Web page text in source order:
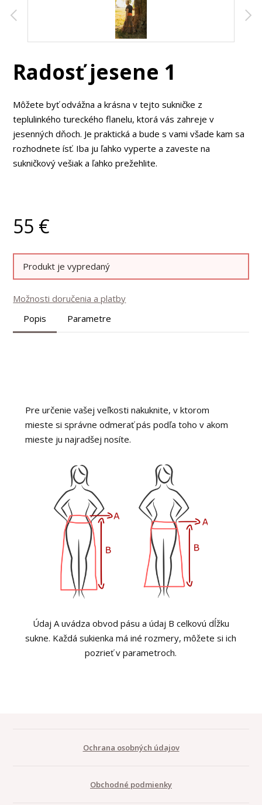
Radosť jesene 1
Môžete byť odvážna a krásna v tejto sukničke z
teplulinkého tureckého flanelu, ktorá vás zahreje v
jesenných dňoch. Je praktická a bude s vami všade kam sa
rozhodnete ísť. Iba ju ľahko vyperte a zaveste na
sukničkový vešiak a ľahko prežehlite.
55 €
Produkt je vypredaný
Možnosti doručenia a platby
Popis
Parametre
Pre určenie vašej veľkosti nakuknite, v ktorom
mieste si správne odmerať pás podľa toho v akom
mieste ju najradšej nosíte.
Údaj A uvádza obvod pásu a údaj B celkovú dĺžku
sukne. Každá sukienka má iné rozmery, môžete si ich
pozrieť v parametroch.
Ochrana osobných údajov
Obchodné podmienky